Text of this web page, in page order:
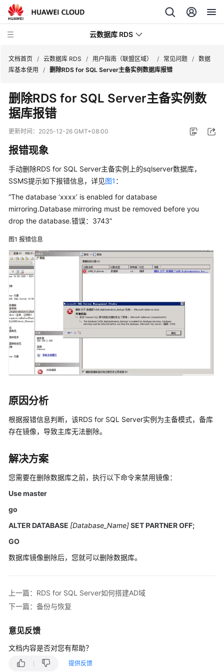
云数据库 RDS
产
品
绍
计
费
说
速
入
门
核
绍
用
南
最
佳
实
践
性
能
白
书
参
考
常
问
故
文档首页 / 云数据库 RDS / 用户指南（联盟区域） / 常见问题 / 数据
库基本使用
/ 删除RDS for SQL Server主备实例数据库报错
删除RDS for SQL Server主备实例数
据库报错
更新时间： 2025-12-26 GMT+08:00
报错现象
手动删除RDS for SQL Server主备实例上的sqlserver数据库，
SSMS提示如下报错信息，详见图1 ：
“The database ‘xxxx’ is enabled for database
mirroring.Database mirroring must be removed before you
drop the database.错误：3743”
图1 报错信息
原因分析
根据报错信息判断，该RDS for SQL Server实例为主备模式，备库
存在镜像，导致主库无法删除。
解决方案
您需要在删除数据库之前，执行以下命令来禁用镜像：
Use master
go
ALTER DATABASE [Database_Name]SET PARTNER OFF;
GO
数据库镜像删除后，您就可以删除数据库。
上一篇：RDS for SQL Server如何搭建AD域
下一篇：备份与恢复
意见反馈
文档内容是否对您有帮助？
提供反馈